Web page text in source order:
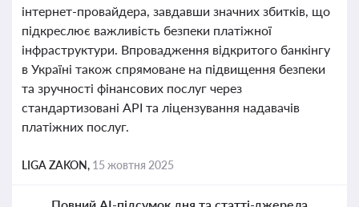
інтернет-провайдера, завдавши значних збитків, що
підкреслює важливість безпеки платіжної
інфраструктури. Впровадження відкритого банкінгу
в Україні також спрямоване на підвищення безпеки
та зручності фінансових послуг через
стандартизовані API та ліцензування надавачів
платіжних послуг.
LIGA ZAKON, 15 жовтня 2025